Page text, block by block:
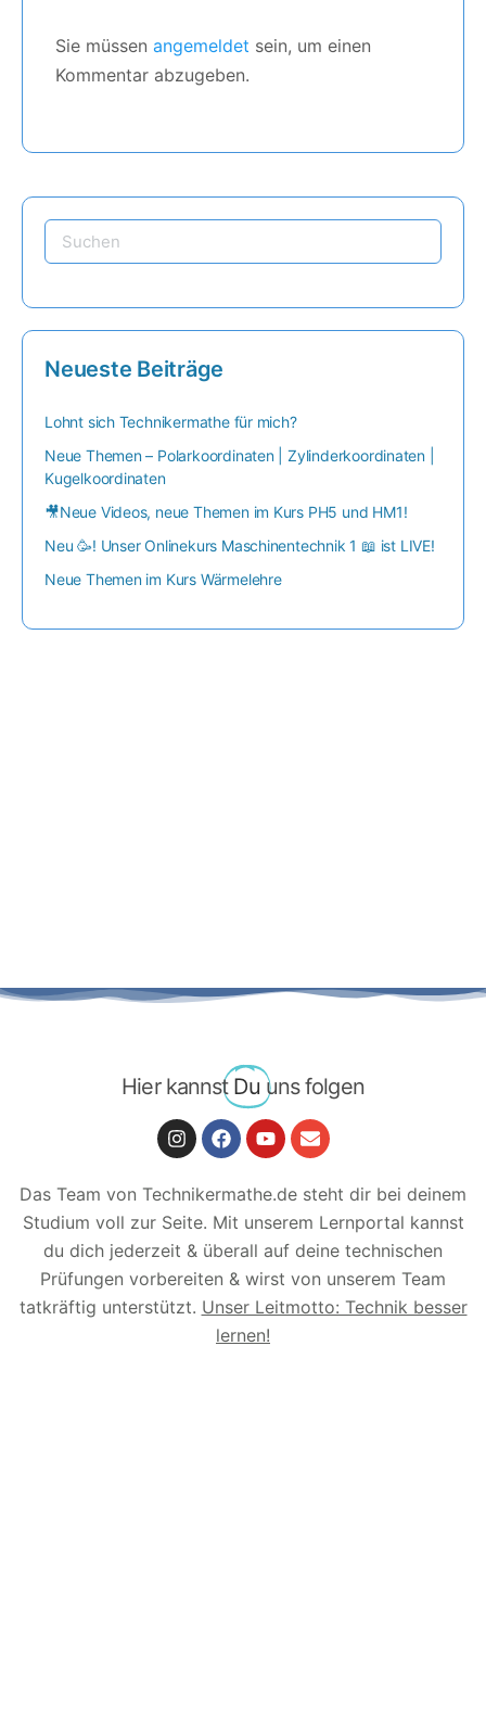
Sie müssen angemeldet sein, um einen
Kommentar abzugeben.
Neueste Beiträge
Lohnt sich Technikermathe für mich?
Neue Themen – Polarkoordinaten | Zylinderkoordinaten |
Kugelkoordinaten
🎥Neue Videos, neue Themen im Kurs PH5 und HM1!
Neu 🥳! Unser Onlinekurs Maschinentechnik 1 📖 ist LIVE!
Neue Themen im Kurs Wärmelehre
Hier kannst Du uns folgen
Das Team von Technikermathe.de steht dir bei deinem
Studium voll zur Seite. Mit unserem Lernportal kannst
du dich jederzeit & überall auf deine technischen
Prüfungen vorbereiten & wirst von unserem Team
tatkräftig unterstützt. Unser Leitmotto: Technik besser
lernen!